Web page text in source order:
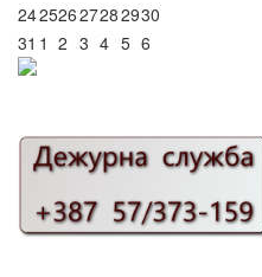
24252627282930
31 1 2 3 4 5 6